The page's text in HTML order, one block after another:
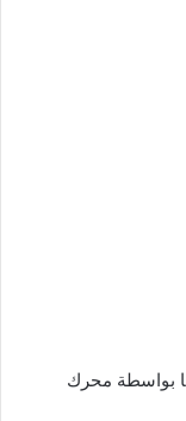
بواسطة محرك